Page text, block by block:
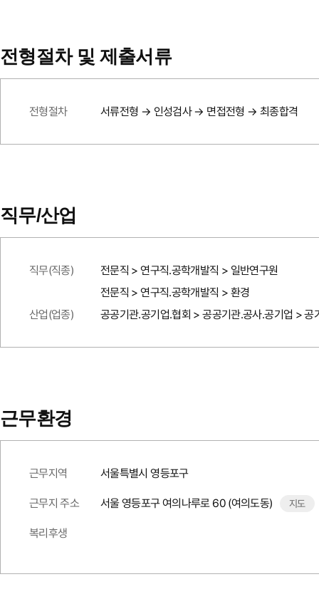
전형절차 및 제출서류
전형절차 서류전형 → 인성검사 → 면접전형 → 최종합격
직무/산업
직무(직종)
전문직 > 연구직.공학개발직 > 일반연구원
전문직 > 연구직.공학개발직 > 환경
산업(업종)
공공기관.공기업.협회 > 공공기관.공사.공기업 > 공
근무환경
근무지역 서울특별시 영등포구
근무지 주소 서울 영등포구 여의나루로 60 (여의도동) 지도
복리후생